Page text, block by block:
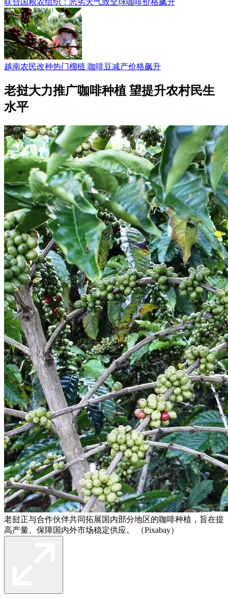
越南农民改种热门榴梿 咖啡豆减产价格飙升
老挝大力推广咖啡种植 望提升农村民生
水平
老挝正与合作伙伴共同拓展国内部分地区的咖啡种植，旨在提
高产量、保障国内外市场稳定供应。 （Pixabay）